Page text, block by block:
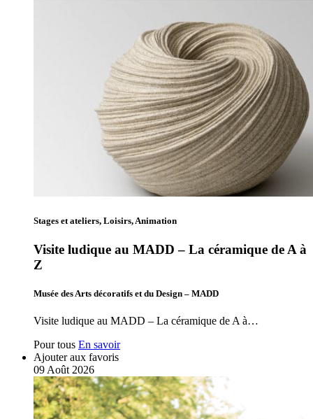
Stages et ateliers, Loisirs, Animation
Visite ludique au MADD – La céramique de A à
Z
Musée des Arts décoratifs et du Design – MADD
Visite ludique au MADD – La céramique de A à…
Pour tous En savoir
Ajouter aux favoris
09 Août 2026